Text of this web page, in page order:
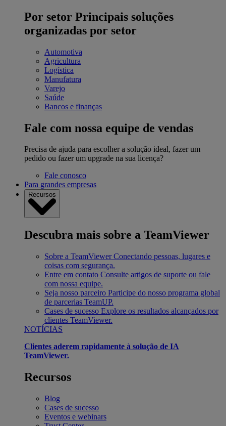
Por setor Principais soluções
organizadas por setor
Automotiva
Agricultura
Logística
Manufatura
Varejo
Saúde
Bancos e finanças
Fale com nossa equipe de vendas
Precisa de ajuda para escolher a solução ideal, fazer um
pedido ou fazer um upgrade na sua licença?
Fale conosco
Para grandes empresas
Recursos
Descubra mais sobre a TeamViewer
Sobre a TeamViewer Conectando pessoas, lugares e
coisas com segurança.
Entre em contato Consulte artigos de suporte ou fale
com nossa equipe.
Seja nosso parceiro Participe do nosso programa global
de parcerias TeamUP.
Cases de sucesso Explore os resultados alcançados por
clientes TeamViewer.
NOTÍCIAS
Clientes aderem rapidamente à solução de IA
TeamViewer.
Recursos
Blog
Cases de sucesso
Eventos e webinars